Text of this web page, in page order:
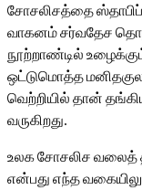
சோசலிசத்தை
வாகனம் சர்வதேச
நூற்றாண்டில்
ஒட்டுமொத்த
வெற்றியில் தான்
வருகிறது.
உலக சோசலிச வலைத்
என்பது எந்த